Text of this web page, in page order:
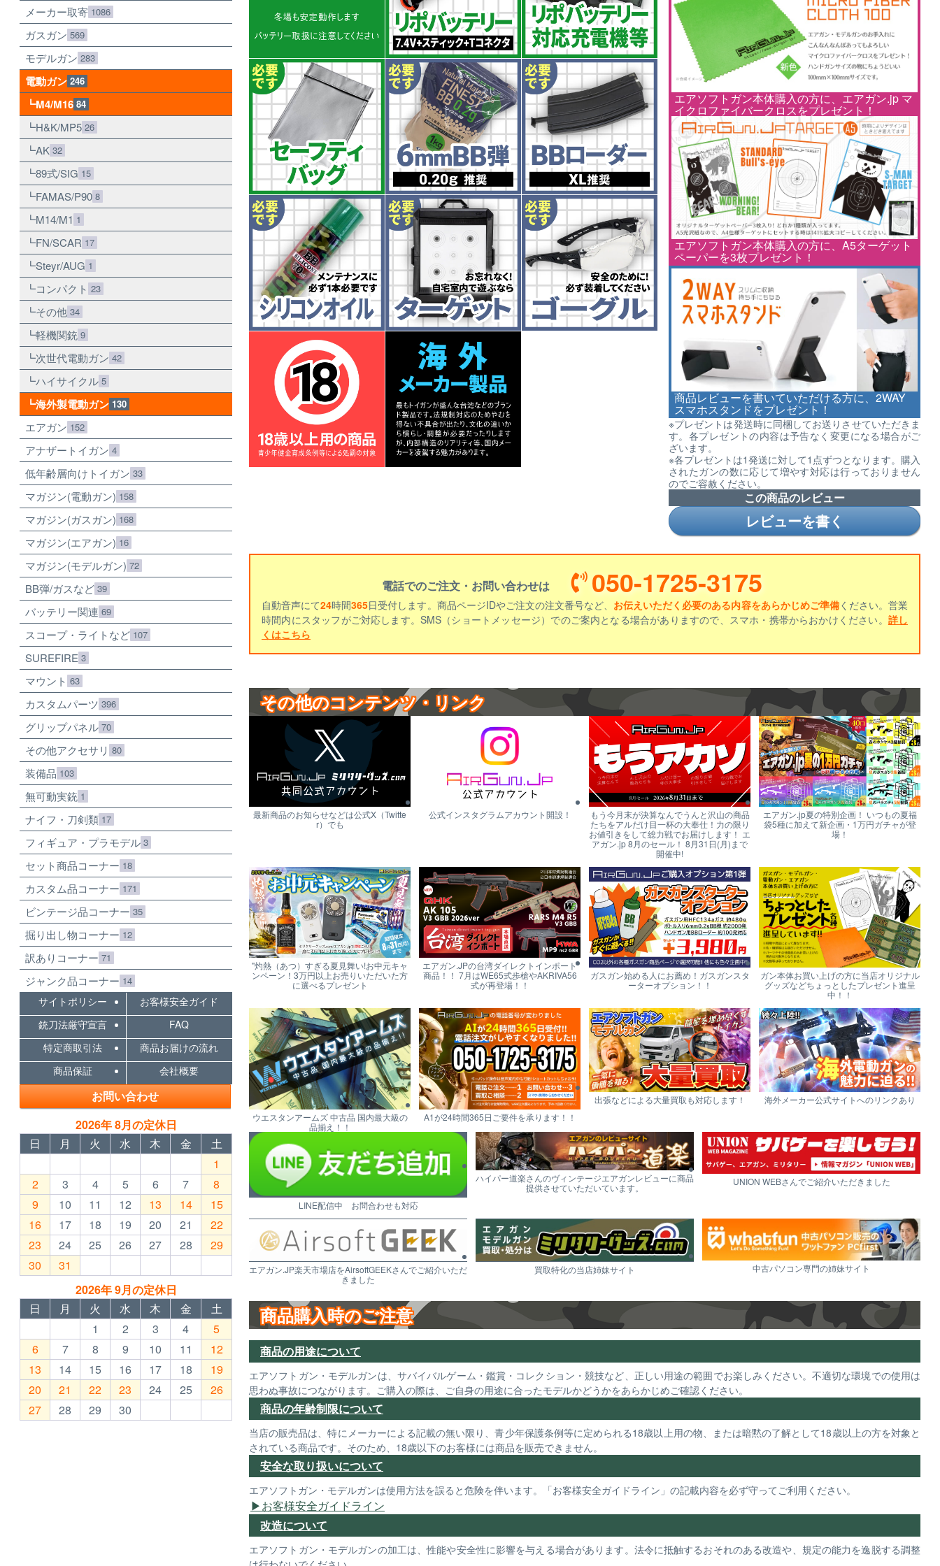
エアソフトガン本体購入の方に、エアガン.jp マ
イクロファイバークロスをプレゼント！
エアソフトガン本体購入の方に、A5ターゲット
ペーパーを3枚プレゼント！
商品レビューを書いていただける方に、2WAY
スマホスタンドをプレゼント！
※プレゼントは発送時に同梱してお送りさせていただきま
す。各プレゼントの内容は予告なく変更になる場合がご
ざいます。
※各プレゼントは1発送に対して1点ずつとなります。購入
されたガンの数に応じて増やす対応は行っておりません
のでご容赦ください。
この商品のレビュー
レビューを書く
電話でのご注文・お問い合わせは 050-1725-3175
自動音声にて24時間365日受付します。商品ページIDやご注文の注文番号など、 お伝えいただく必要のある内容をあらかじめご準備ください。営業
時間内にスタッフがご対応します。SMS（ショートメッセージ）でのご案内となる場合がありますので、スマホ・携帯からおかけください。 詳し
くはこちら
その他のコンテンツ・リンク
最新商品のお知らせなどは公式X（Twitte
r）でも
公式インスタグラムアカウント開設！
もう今月末が決算なんでうんと沢山の商品
たちをアルだけ目一杯の大奉仕！力の限り
お値引きをして総力戦でお届けします！ エ
アガン.jp 8月のセール！ 8月31日(月)まで
開催中!
エアガン.jp夏の特別企画！ いつもの夏福
袋5種に加えて新企画・1万円ガチャが登
場！
"灼熱（あつ）すぎる夏見舞い!お中元キャ
ンペーン！3万円以上お売りいただいた方
に選べるプレゼント
エアガン.JPの台湾ダイレクトインポート
商品！！ 7月はWE65式歩槍やAKRIVA56
式が再登場！！
ガスガン始める人にお薦め！ガスガンスタ
ーターオプション！！
ガン本体お買い上げの方に当店オリジナル
グッズなどちょっとしたプレゼント進呈
中！！
ウエスタンアームズ 中古品 国内最大級の
品揃え！！
A1が24時間365日ご要件を承ります！！
出張などによる大量買取も対応します！ 海外メーカー公式サイトへのリンクあり
LINE配信中 お問合わせも対応
ハイパー道楽さんのヴィンテージエアガンレビューに商品
提供させていただいています。
UNION WEBさんでご紹介いただきました
エアガン.JP楽天市場店をAirsoftGEEKさんでご紹介いただ
きました
買取特化の当店姉妹サイト 中古パソコン専門の姉妹サイト
商品購入時のご注意
商品の用途について
エアソフトガン・モデルガンは、サバイバルゲーム・鑑賞・コレクション・競技など、正しい用途の範囲でお楽しみください。不適切な環境での使用は
思わぬ事故につながります。ご購入の際は、ご自身の用途に合ったモデルかどうかをあらかじめご確認ください。
商品の年齢制限について
当店の販売品は、特にメーカーによる記載の無い限り、青少年保護条例等に定められる18歳以上用の物、または暗黙の了解として18歳以上の方を対象と
されている商品です。そのため、18歳以下のお客様には商品を販売できません。
安全な取り扱いについて
エアソフトガン・モデルガンは使用方法を誤ると危険を伴います。「お客様安全ガイドライン」の記載内容を必ず守ってご利用ください。
お客様安全ガイドライン
改造について
エアソフトガン・モデルガンの加工は、性能や安全性に影響を与える場合があります。法令に抵触するおそれのある改造や、規定の能力を逸脱する調整
メーカー取寄 1086
ガスガン 569
モデルガン 283
電動ガン 246
M4/M16 84
H&K/MP5 26
AK 32
89式/SIG 15
FAMAS/P90 8
M14/M1 1
FN/SCAR 17
Steyr/AUG 1
コンパクト 23
その他 34
軽機関銃 9
次世代電動ガン 42
ハイサイクル 5
海外製電動ガン 130
エアガン 152
アナザートイガン 4
低年齢層向けトイガン 33
マガジン(電動ガン) 158
マガジン(ガスガン) 168
マガジン(エアガン) 16
マガジン(モデルガン) 72
BB弾/ガスなど 39
バッテリー関連 69
スコープ・ライトなど 107
SUREFIRE 3
マウント 63
カスタムパーツ 396
グリップパネル 70
その他アクセサリ 80
装備品 103
無可動実銃 1
ナイフ・刀剣類 17
フィギュア・プラモデル 3
セット商品コーナー 18
カスタム品コーナー 171
ビンテージ品コーナー 35
掘り出し物コーナー 12
訳ありコーナー 71
ジャンク品コーナー 14
サイトポリシー
お客様安全ガイド
銃刀法厳守宣言
FAQ
特定商取引法
商品お届けの流れ
商品保証
会社概要
お問い合わせ
2026年 8月の定休日
日
月 火 水 木 金
土
1
2
3 4 5 6 7
8
9
10 11 12 13 14
15
16
17 18 19 20 21
22
23
24 25 26 27 28
29
30
31
2026年 9月の定休日
日
月 火 水 木 金
土
1
2 3 4
5
6
7 8 9 10 11
12
13
14 15 16 17 18
19
20
21 22 23 24 25
26
27
28 29 30